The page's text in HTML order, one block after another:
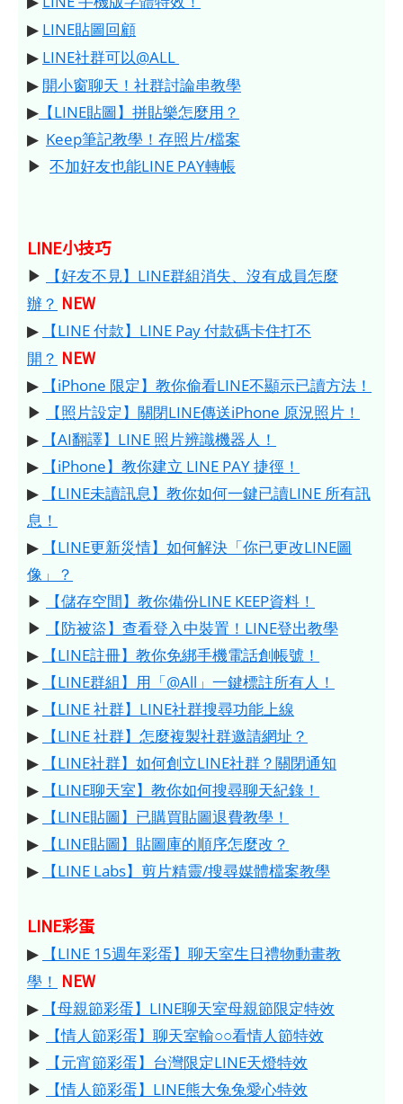
▶ LINE貼圖回顧
▶ LINE社群可以@ALL
▶ 開小窗聊天！社群討論串教學
▶ 【LINE貼圖】拼貼樂怎麼用？
▶ Keep筆記教學！存照片/檔案
▶ 不加好友也能LINE PAY轉帳
LINE小技巧
▶
【好友不見】LINE群組消失、沒有成員怎麼
辦？ NEW
▶
【LINE 付款】LINE Pay 付款碼卡住打不
開？ NEW
▶
【iPhone 限定】教你偷看LINE不顯示已讀方法！
▶
【照片設定】關閉LINE傳送iPhone 原況照片！
▶
【AI翻譯】LINE 照片辨識機器人！
▶
【iPhone】教你建立 LINE PAY 捷徑！
▶
【LINE未讀訊息】教你如何一鍵已讀LINE 所有訊
息！
▶
【LINE更新災情】如何解決「你已更改LINE圖
像」？
▶
【儲存空間】教你備份LINE KEEP資料！
▶
【防被盜】查看登入中裝置！LINE登出教學
▶
【LINE註冊】教你免綁手機電話創帳號！
▶
【LINE群組】用「@All」一鍵標註所有人！
▶
【LINE 社群】LINE社群搜尋功能上線
▶
【LINE 社群】怎麼複製社群邀請網址？
▶
【LINE社群】如何創立LINE社群？關閉通知
▶
【LINE聊天室】教你如何搜尋聊天紀錄！
▶
【LINE貼圖】已購買貼圖退費教學！
▶
【LINE貼圖】貼圖庫的順序怎麼改？
▶
【LINE Labs】剪片精靈/搜尋媒體檔案教學
LINE彩蛋
▶
【LINE 15週年彩蛋】聊天室生日禮物動畫教
學！ NEW
▶
【母親節彩蛋】LINE聊天室母親節限定特效
▶
【情人節彩蛋】聊天室輸○○看情人節特效
▶
【元宵節彩蛋】台灣限定LINE天燈特效
▶
【情人節彩蛋】LINE熊大兔兔愛心特效